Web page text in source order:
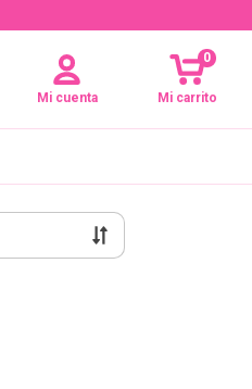
Mi cuenta Mi carrito
0